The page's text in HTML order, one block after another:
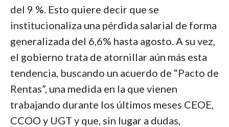
del 9 %. Esto quiere decir que se
institucionaliza una pérdida salarial de forma
generalizada del 6,6% hasta agosto. A su vez,
el gobierno trata de atornillar aún más esta
tendencia, buscando un acuerdo de “Pacto de
Rentas”, una medida en la que vienen
trabajando durante los últimos meses CEOE,
CCOO y UGT y que, sin lugar a dudas,